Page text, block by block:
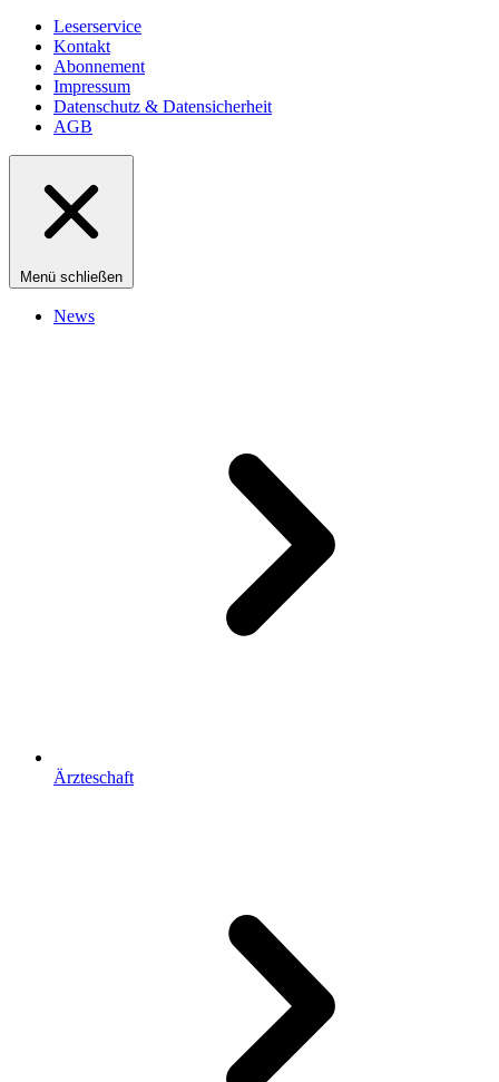
Leserservice
Kontakt
Abonnement
Impressum
Datenschutz & Datensicherheit
AGB
Menü schließen
News
Ärzteschaft